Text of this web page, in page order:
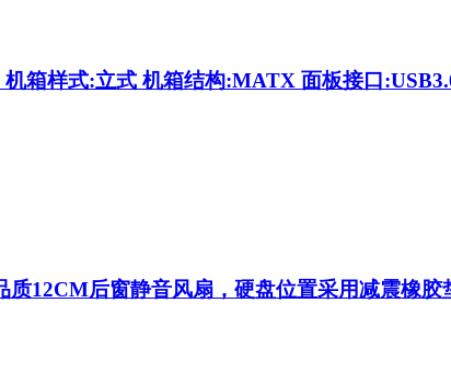
箱样式:立式 机箱结构:MATX 面板接口
12CM后窗静音风扇，硬盘位置采用减震橡胶